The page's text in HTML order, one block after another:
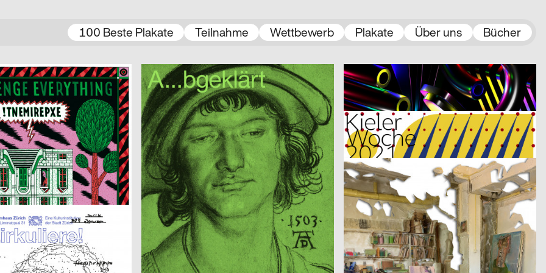
100 Beste Plakate Teilnahme Wettbewerb Plakate Über uns Bücher
D
2021
Vlisco
Beton – Gruppe für Gestaltung A
2021
Jamy Herrmann CH
2021
Restart – Montreux Jazz Festival 2021
Luft D
2021
Miriam Häfele D
2021
Alles ist hin
Claudiabasel Grafik & Interaktion CH
2021
Kieler Woche 2021
Imma Caretta, Gianluca Flütsch, Giannoulas Dimitris CH
2021
Verena Mack D
2021
Human Parasite
Roueche Denis, Studio Fondamenta CH
2021
Etudes d’espace [Raumstudien] n° 1-52 – Visarte Vaud
CH Isabell Hammelbeck, Jana Michael D
2021
Artificial Sexism
2xGoldstein
2021
Architecture Infrastructure Landscape – Construction and Representation of the Territory in Latin America [Architektur Infrastruktur Landschaft – Konstruktion und Repräsentation des Territoriums in Lateinamerika]
CH
2021
3007 A
2021
3007 A
2021